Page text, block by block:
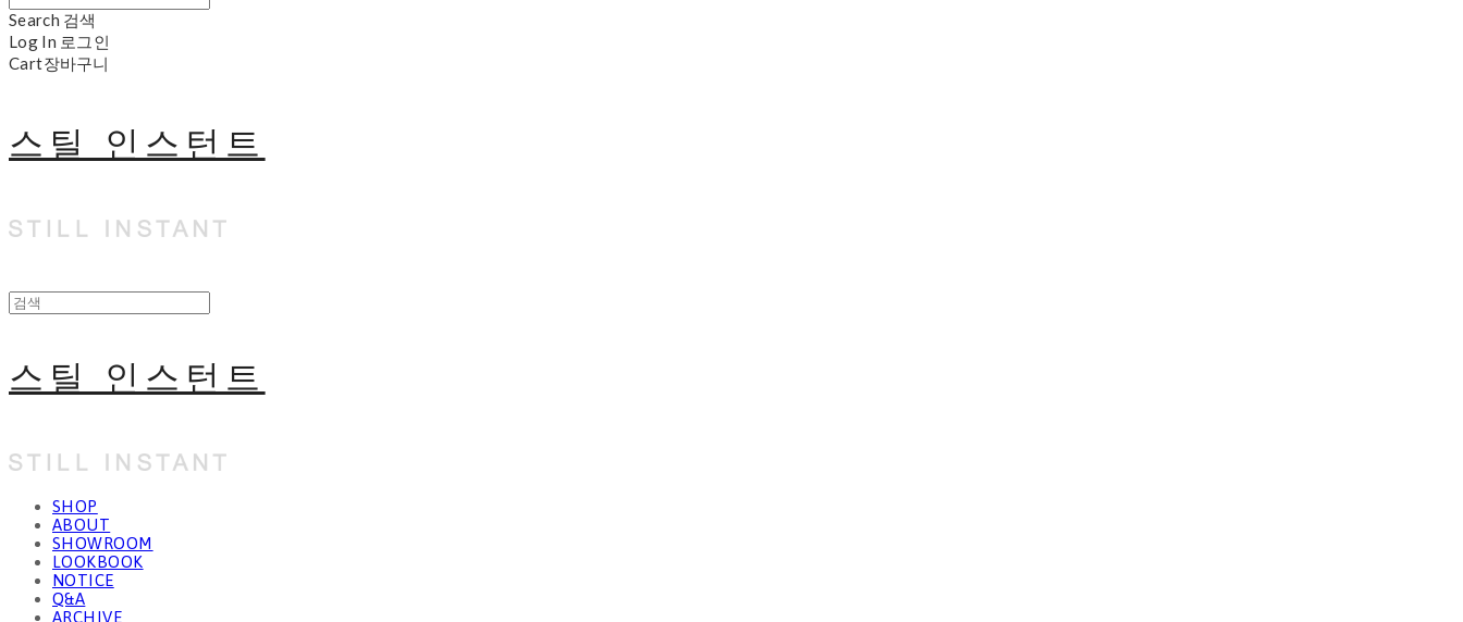
Search 검색
Log In 로그인
Cart장바구니
스틸 인스턴트
스틸 인스턴트
SHOP
ABOUT
SHOWROOM
LOOKBOOK
NOTICE
Q&A
ARCHIVE